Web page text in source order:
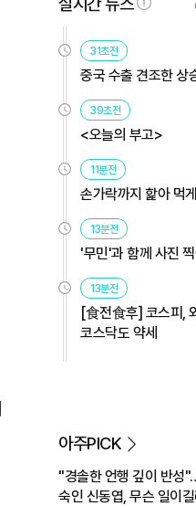
31초전
중국 수출 견조한
39초전
<오늘의 부고>
11분전
손가락까지 핥아 먹
13분전
'무민'과 함께 사진
13분전
[食전食후] 코스피,
코스닥도 약세
아주PICK
"경솔한 언행 깊이 반성
숙인 신동엽, 무슨 일이